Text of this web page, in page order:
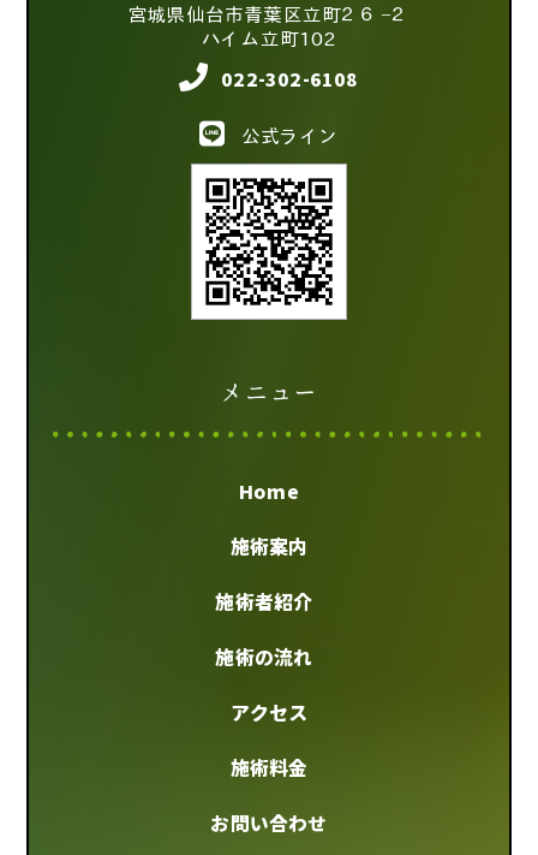
宮城県仙台市青葉区立町２６−２
ハイム立町102
022-302-6108
公式ライン
メニュー
Home
施術案内
施術者紹介
施術の流れ
アクセス
施術料金
お問い合わせ